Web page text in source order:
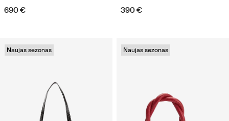
690 € 390 €
Naujas sezonas Naujas sezonas